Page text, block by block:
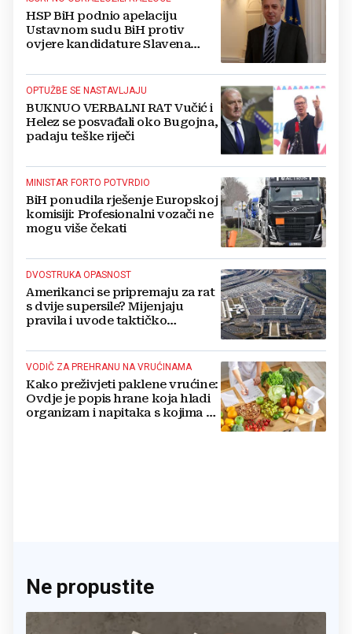
HSP BiH podnio apelaciju
Ustavnom sudu BiH protiv
ovjere kandidature Slavena
OPTUŽBE SE NASTAVLJAJU
BUKNUO VERBALNI RAT Vučić i
Helez se posvađali oko Bugojna,
padaju teške riječi
MINISTAR FORTO POTVRDIO
BiH ponudila rješenje Europskoj
komisiji: Profesionalni vozači ne
mogu više čekati
DVOSTRUKA OPASNOST
Amerikanci se pripremaju za rat
s dvije supersile? Mijenjaju
pravila i uvode taktičko
VODIČ ZA PREHRANU NA VRUĆINAMA
Kako preživjeti paklene vrućine:
Ovdje je popis hrane koja hladi
organizam i napitaka s kojima si
Ne propustite